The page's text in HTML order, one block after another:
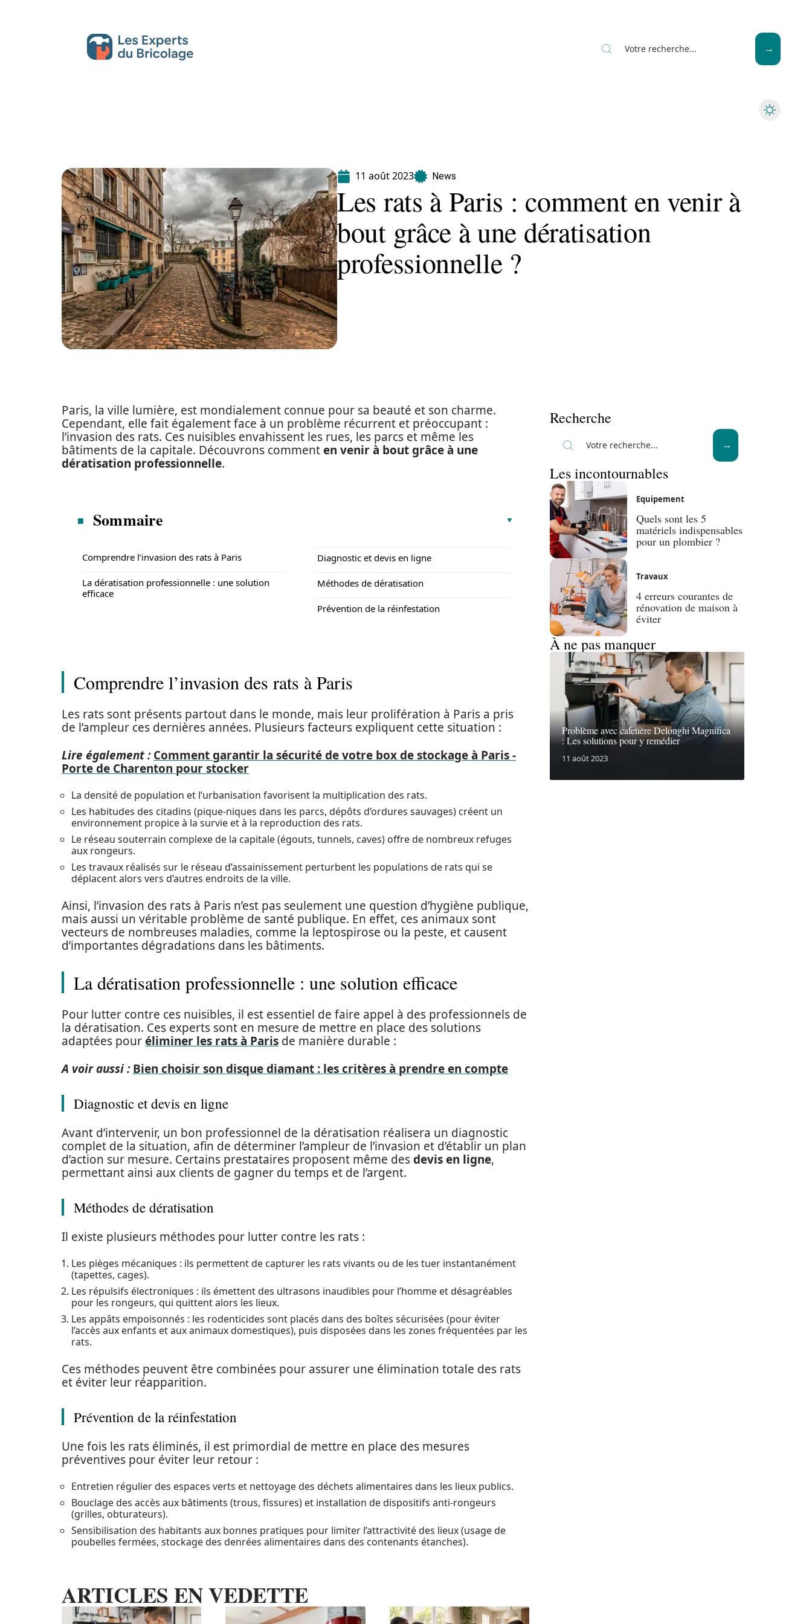
11 août 2023 News
Les rats à Paris : comment en venir à
bout grâce à une dératisation
professionnelle ?
Paris, la ville lumière, est mondialement connue pour sa beauté et son charme.
Cependant, elle fait également face à un problème récurrent et préoccupant :
l’invasion des rats. Ces nuisibles envahissent les rues, les parcs et même les
bâtiments de la capitale. Découvrons commenten venir à bout grâce à une
dératisation professionnelle.
Sommaire
Comprendre l’invasion des rats à Paris
La dératisation professionnelle : une solution
efficace
Diagnostic et devis en ligne
Méthodes de dératisation
Prévention de la réinfestation
Comprendre l’invasion des rats à Paris
Les rats sont présents partout dans le monde, mais leur prolifération à Paris a pris
de l’ampleur ces dernières années. Plusieurs facteurs expliquent cette situation :
Lire également : Comment garantir la sécurité de votre box de stockage à Paris -
Porte de Charenton pour stocker
La densité de population et l’urbanisation favorisent la multiplication des rats.
Les habitudes des citadins (pique-niques dans les parcs, dépôts d’ordures sauvages) créent un
environnement propice à la survie et à la reproduction des rats.
Le réseau souterrain complexe de la capitale (égouts, tunnels, caves) offre de nombreux refuges
aux rongeurs.
Les travaux réalisés sur le réseau d’assainissement perturbent les populations de rats qui se
déplacent alors vers d’autres endroits de la ville.
Ainsi, l’invasion des rats à Paris n’est pas seulement une question d’hygiène publique,
mais aussi un véritable problème de santé publique. En effet, ces animaux sont
vecteurs de nombreuses maladies, comme la leptospirose ou la peste, et causent
d’importantes dégradations dans les bâtiments.
La dératisation professionnelle : une solution efficace
Pour lutter contre ces nuisibles, il est essentiel de faire appel à des professionnels de
la dératisation. Ces experts sont en mesure de mettre en place des solutions
adaptées pouréliminer les rats à Paris de manière durable :
A voir aussi : Bien choisir son disque diamant : les critères à prendre en compte
Diagnostic et devis en ligne
Avant d’intervenir, un bon professionnel de la dératisation réalisera un diagnostic
complet de la situation, afin de déterminer l’ampleur de l’invasion et d’établir un plan
d’action sur mesure. Certains prestataires proposent même desdevis en ligne,
permettant ainsi aux clients de gagner du temps et de l’argent.
Méthodes de dératisation
Il existe plusieurs méthodes pour lutter contre les rats :
Les pièges mécaniques : ils permettent de capturer les rats vivants ou de les tuer instantanément
(tapettes, cages).
Les répulsifs électroniques : ils émettent des ultrasons inaudibles pour l’homme et désagréables
pour les rongeurs, qui quittent alors les lieux.
Les appâts empoisonnés : les rodenticides sont placés dans des boîtes sécurisées (pour éviter
l’accès aux enfants et aux animaux domestiques), puis disposées dans les zones fréquentées par les
rats.
Ces méthodes peuvent être combinées pour assurer une élimination totale des rats
et éviter leur réapparition.
Prévention de la réinfestation
Une fois les rats éliminés, il est primordial de mettre en place des mesures
préventives pour éviter leur retour :
Entretien régulier des espaces verts et nettoyage des déchets alimentaires dans les lieux publics.
Bouclage des accès aux bâtiments (trous, fissures) et installation de dispositifs anti-rongeurs
(grilles, obturateurs).
Sensibilisation des habitants aux bonnes pratiques pour limiter l’attractivité des lieux (usage de
poubelles fermées, stockage des denrées alimentaires dans des contenants étanches).
ARTICLES EN VEDETTE
Recherche
Les incontournables
Equipement
Quels sont les 5
matériels indispensables
pour un plombier ?
Travaux
4 erreurs courantes de
rénovation de maison à
éviter
À ne pas manquer
Problème avec cafetière Delonghi Magnifica
: Les solutions pour y remédier
11 août 2023